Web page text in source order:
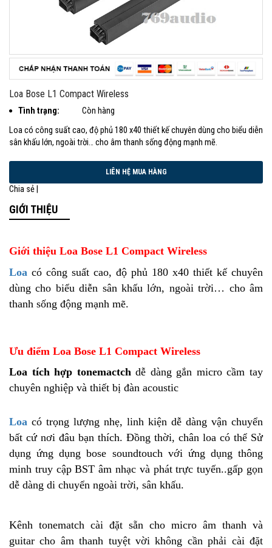
Loa Bose L1 Compact Wireless
Tình trạng:
Còn hàng
Loa có công suất cao, độ phủ 180 x40 thiết kế chuyên dùng cho biểu diễn
sân khấu lớn, ngoài trời… cho âm thanh sống động mạnh mẽ.
Chia sẻ |
GIỚI THIỆU
Giới thiệu Loa Bose L1 Compact Wireless
Loa có công suất cao, độ phủ 180 x40 thiết kế chuyên
dùng cho biểu diễn sân khấu lớn, ngoài trời… cho âm
thanh sống động mạnh mẽ.
Ưu điểm Loa Bose L1 Compact Wireless
Loa tích hợp tonemactchdễ dàng gắn micro cầm tay
chuyên nghiệp và thiết bị đàn acoustic
Loa có trọng lượng nhẹ, linh kiện dễ dàng vận chuyển
bất cứ nơi đâu bạn thích. Đồng thời, chân loa có thể Sử
dụng ứng dụng bose soundtouch với ứng dụng thông
minh truy cập BST âm nhạc và phát trực tuyến..gấp gọn
dễ dàng di chuyển ngoài trời, sân khấu.
Kênh tonematch cài đặt sẵn cho micro âm thanh và
guitar cho âm thanh tuyệt vời không cần phải cài đặt